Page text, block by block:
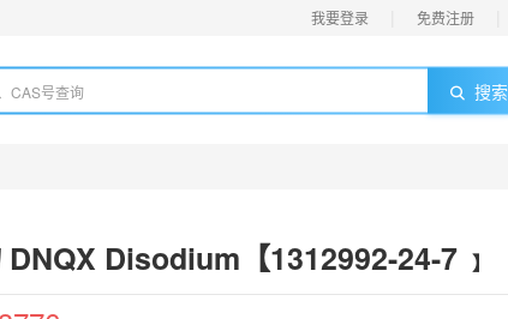
我要登录 免费注册
搜索
DNQX Disodium【1312992-24-7 】